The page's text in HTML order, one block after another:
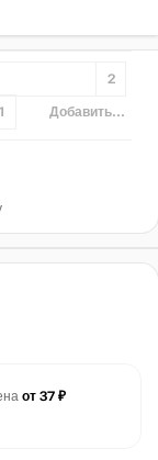
2
1 Добавить...
от 37 ₽